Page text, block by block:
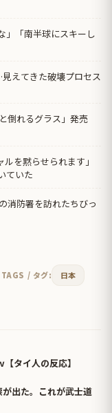
」「南半球にスキーし
えてきた破壊プロセス
倒れるグラス」発売
を黙らせられます」
ていた
消防署を訪れたちびっ
TAGS / タグ:
日本
タイ人の反応】
出た。これが武士道